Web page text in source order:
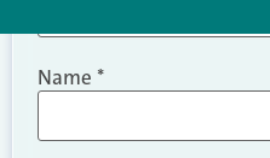
Name *